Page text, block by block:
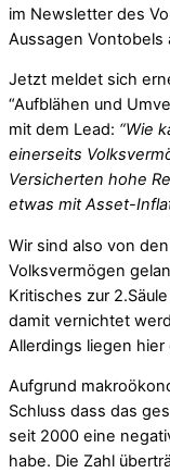
im Newsletter des
Aussagen Vontobels
Jetzt meldet sich
“Aufblähen und
mit dem Lead: “Wie
einerseits
Versicherten hohe
etwas mit Asset-
Wir sind also von
Volksvermögen
Kritisches zur
damit vernichtet
Allerdings liegen
Aufgrund
Schluss dass das
seit 2000 eine
habe. Die Zahl